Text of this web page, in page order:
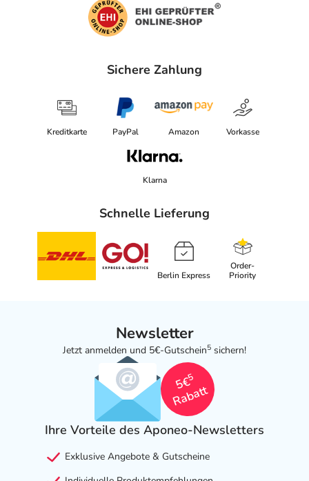
Sichere Zahlung
Kreditkarte PayPal Amazon Vorkasse
Klarna
Schnelle Lieferung
Berlin Express
Order-
Priority
Newsletter
Jetzt anmelden und 5€-Gutschein5 sichern!
5€
5
Rabatt
Ihre Vorteile des Aponeo-Newsletters
Exklusive Angebote & Gutscheine